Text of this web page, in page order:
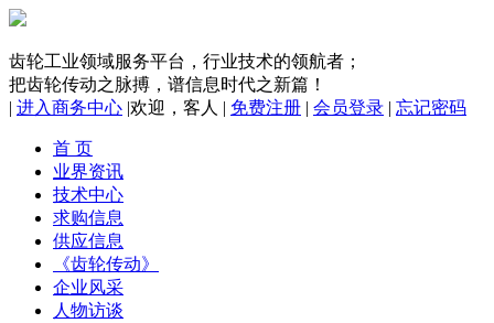
齿轮工业领域服务平台，行业技术的领航者；
把齿轮传动之脉搏，谱信息时代之新篇！
| 进入商务中心 |欢迎， 客人 | 免费注册 | 会员登录 | 忘记密码
首 页
业界资讯
技术中心
求购信息
供应信息
《齿轮传动》
企业风采
人物访谈